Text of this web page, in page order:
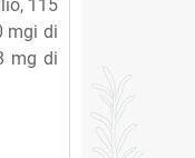
115
mgi di
mg di